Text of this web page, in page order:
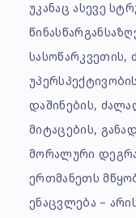
უკანაც ასევე
სასოწარკვეთის,
დაშინების,
მიტაცების,
მორალური
ერთმანეთს
ენაცვლება –